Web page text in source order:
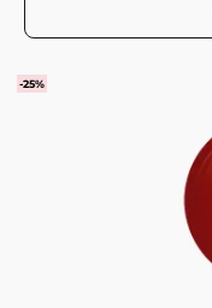
-25%